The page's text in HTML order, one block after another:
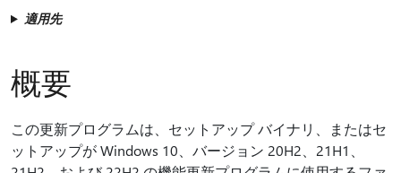
適用先
概要
この更新プログラムは、セットアップ バイナリ、またはセ
ットアップが Windows 10、バージョン 20H2、21H1、